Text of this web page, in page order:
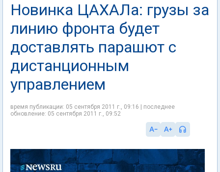
Новинка ЦАХАЛа: грузы за
линию фронта будет
доставлять парашют с
дистанционным
управлением
время публикации: 05 сентября 2011 г., 09:16 | последнее
обновление: 05 сентября 2011 г., 09:52